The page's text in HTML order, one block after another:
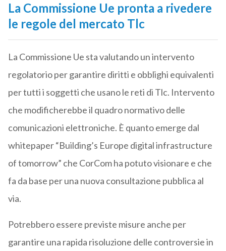
La Commissione Ue pronta a rivedere
le regole del mercato Tlc
La Commissione Ue sta valutando un intervento
regolatorio per garantire diritti e obblighi equivalenti
per tutti i soggetti che usano le reti di Tlc. Intervento
che modificherebbe il quadro normativo delle
comunicazioni elettroniche. È quanto emerge dal
whitepaper “Building’s Europe digital infrastructure
of tomorrow” che CorCom ha potuto visionare e che
fa da base per una nuova consultazione pubblica al
via.
Potrebbero essere previste misure anche per
garantire una rapida risoluzione delle controversie in